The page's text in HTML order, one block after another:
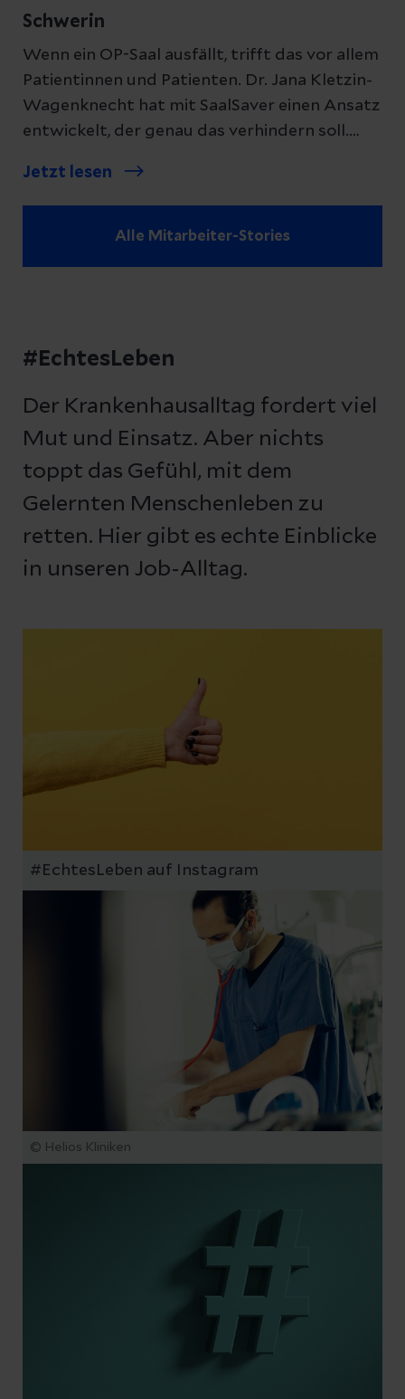
Schwerin
Wenn ein OP-Saal ausfällt, trifft das vor allem
Patientinnen und Patienten. Dr. Jana Kletzin-
Wagenknecht hat mit SaalSaver einen Ansatz
entwickelt, der genau das verhindern soll.
Jetzt lesen
Alle Mitarbeiter-Stories
#EchtesLeben
Der Krankenhausalltag fordert viel
Mut und Einsatz. Aber nichts
toppt das Gefühl, mit dem
Gelernten Menschenleben zu
retten. Hier gibt es echte Einblicke
in unseren Job-Alltag.
#EchtesLeben auf Instagram
© Helios Kliniken